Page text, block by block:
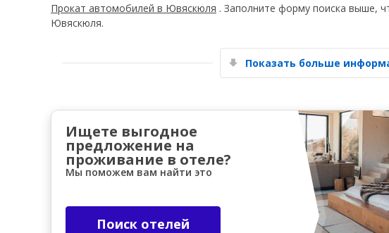
Прокат автомобилей в Ювяскюля . Заполните форму поиска выше,
Ювяскюля.
Показать больше
Ищете выгодное
предложение на
проживание в отеле?
Мы поможем вам найти это
Поиск отелей